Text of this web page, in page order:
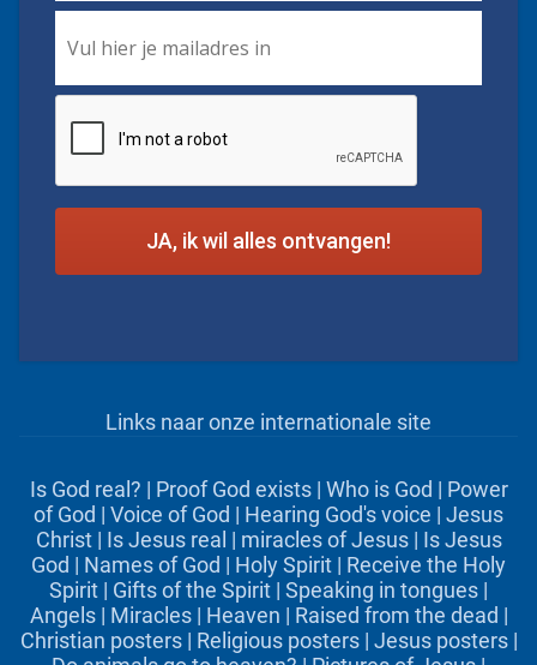
Links naar onze internationale site
Is God real? | Proof God exists| Who is God | Power
of God | Voice of God | Hearing God's voice | Jesus
Christ| Is Jesus real | miracles of Jesus| Is Jesus
God | Names of God | Holy Spirit | Receive the Holy
Spirit | Gifts of the Spirit | Speaking in tongues |
Angels| Miracles| Heaven | Raised from the dead |
Christian posters| Religious posters| Jesus posters|